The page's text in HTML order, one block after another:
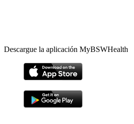
Descargue la aplicación MyBSWHealth